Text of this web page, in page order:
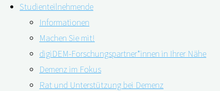
Studienteilnehmende
Informationen
Machen Sie mit!
digiDEM-Forschungspartner*innen in Ihrer Nähe
Demenz im Fokus
Rat und Unterstützung bei Demenz
24.03.202224.03.2022